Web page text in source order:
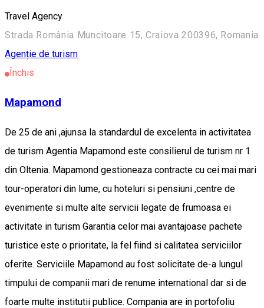
Travel Agency
Strada România Muncitoare 15, Craiova 200396, Romania
Agenție de turism
Închis
Mapamond
De 25 de ani ,ajunsa la standardul de excelenta in activitatea
de turism Agentia Mapamond este consilierul de turism nr 1
din Oltenia. Mapamond gestioneaza contracte cu cei mai mari
tour-operatori din lume, cu hoteluri si pensiuni ,centre de
evenimente si multe alte servicii legate de frumoasa ei
activitate in turism Garantia celor mai avantajoase pachete
turistice este o prioritate, la fel fiind si calitatea serviciilor
oferite. Serviciile Mapamond au fost solicitate de-a lungul
timpului de companii mari de renume international dar si de
foarte multe institutii publice. Compania are in portofoliu